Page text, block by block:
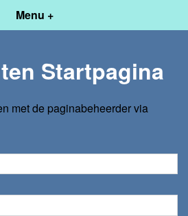
Menu +
Startpagina
met de paginabeheerder via